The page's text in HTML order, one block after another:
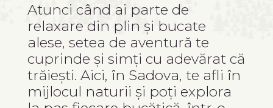
Atunci când ai parte de
relaxare din plin și bucate
alese, setea de aventură te
cuprinde și simți cu adevărat că
trăiești. Aici, în Sadova, te afli în
mijlocul naturii și poți explora